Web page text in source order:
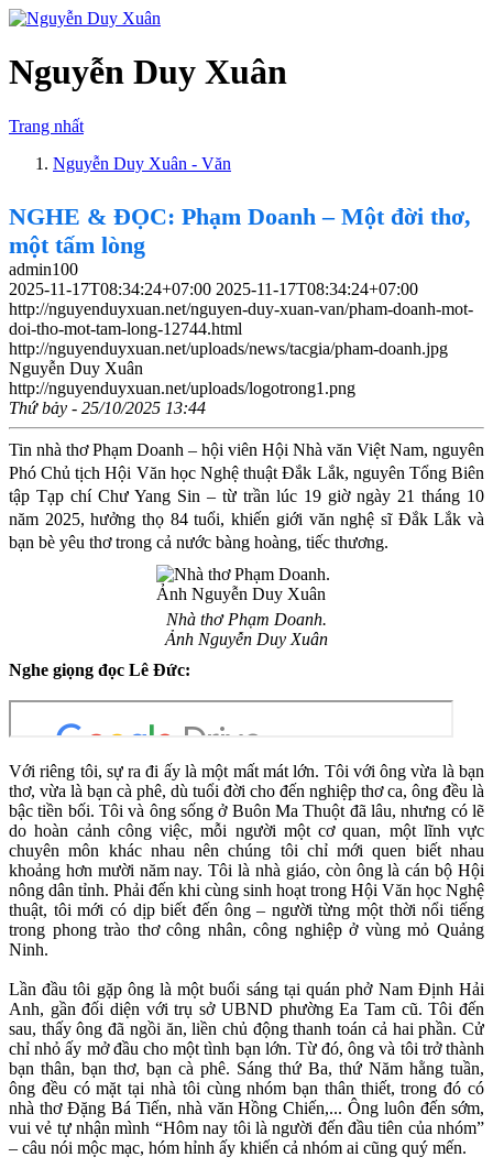
Nguyễn Duy Xuân
Trang nhất
Nguyễn Duy Xuân - Văn
NGHE & ĐỌC: Phạm Doanh – Một đời thơ,
một tấm lòng
admin100
2025-11-17T08:34:24+07:00 2025-11-17T08:34:24+07:00
http://nguyenduyxuan.net/nguyen-duy-xuan-van/pham-doanh-mot-
doi-tho-mot-tam-long-12744.html
http://nguyenduyxuan.net/uploads/news/tacgia/pham-doanh.jpg
Nguyễn Duy Xuân
http://nguyenduyxuan.net/uploads/logotrong1.png
Thứ bảy - 25/10/2025 13:44
Tin nhà thơ Phạm Doanh – hội viên Hội Nhà văn Việt Nam, nguyên
Phó Chủ tịch Hội Văn học Nghệ thuật Đắk Lắk, nguyên Tổng Biên
tập Tạp chí Chư Yang Sin – từ trần lúc 19 giờ ngày 21 tháng 10
năm 2025, hưởng thọ 84 tuổi, khiến giới văn nghệ sĩ Đắk Lắk và
bạn bè yêu thơ trong cả nước bàng hoàng, tiếc thương.
Nhà thơ Phạm Doanh.
Ảnh Nguyễn Duy Xuân
Nghe giọng đọc Lê Đức:
Với riêng tôi, sự ra đi ấy là một mất mát lớn. Tôi với ông vừa là bạn
thơ, vừa là bạn cà phê, dù tuổi đời cho đến nghiệp thơ ca, ông đều là
bậc tiền bối. Tôi và ông sống ở Buôn Ma Thuột đã lâu, nhưng có lẽ
do hoàn cảnh công việc, mỗi người một cơ quan, một lĩnh vực
chuyên môn khác nhau nên chúng tôi chỉ mới quen biết nhau
khoảng hơn mười năm nay. Tôi là nhà giáo, còn ông là cán bộ Hội
nông dân tỉnh. Phải đến khi cùng sinh hoạt trong Hội Văn học Nghệ
thuật, tôi mới có dịp biết đến ông – người từng một thời nổi tiếng
trong phong trào thơ công nhân, công nghiệp ở vùng mỏ Quảng
Ninh.
Lần đầu tôi gặp ông là một buổi sáng tại quán phở Nam Định Hải
Anh, gần đối diện với trụ sở UBND phường Ea Tam cũ. Tôi đến
sau, thấy ông đã ngồi ăn, liền chủ động thanh toán cả hai phần. Cử
chỉ nhỏ ấy mở đầu cho một tình bạn lớn. Từ đó, ông và tôi trở thành
bạn thân, bạn thơ, bạn cà phê. Sáng thứ Ba, thứ Năm hằng tuần,
ông đều có mặt tại nhà tôi cùng nhóm bạn thân thiết, trong đó có
nhà thơ Đặng Bá Tiến, nhà văn Hồng Chiến,... Ông luôn đến sớm,
vui vẻ tự nhận mình “Hôm nay tôi là người đến đầu tiên của nhóm”
– câu nói mộc mạc, hóm hỉnh ấy khiến cả nhóm ai cũng quý mến.